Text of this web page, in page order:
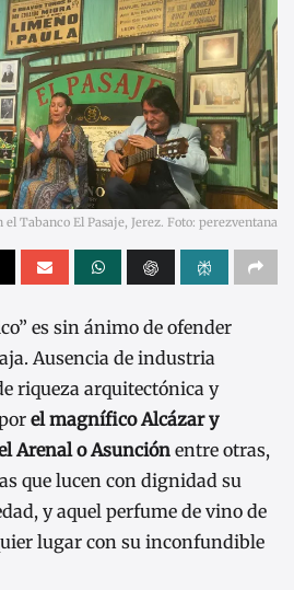
Tabanco El Pasaje, Jerez. Foto: perezventana
es sin ánimo de ofender
Ausencia de industria
riqueza arquitectónica y
el magnífico Alcázar y
Arenal o Asunción entre otras,
que lucen con dignidad su
y aquel perfume de vino de
lugar con su inconfundible